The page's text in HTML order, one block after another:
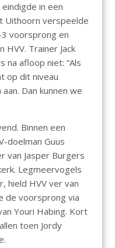
in een
Uithoorn verspeelde
voorsprong en
Trainer Jack
na afloop niet: “Als
op dit niveau
Dan kunnen we
Binnen een
doelman Guus
van Jasper Burgers
Legmeervogels
hield HVV ver van
de voorsprong via
Youri Habing. Kort
toen Jordy